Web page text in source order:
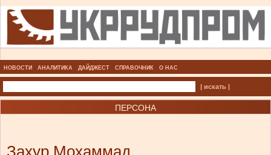
НОВОСТИ АНАЛИТИКА ДАЙДЖЕСТ СПРАВОЧНИК О НАС
| искать |
ПЕРСОНА